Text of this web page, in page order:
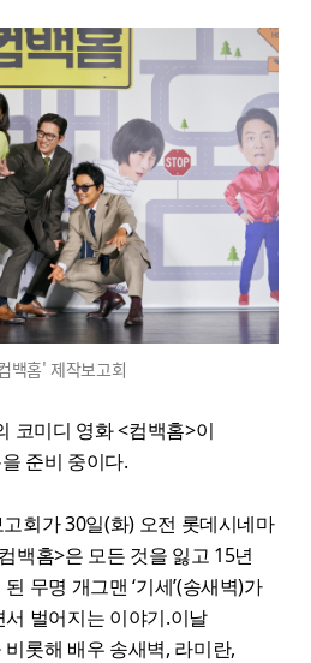
백홈' 제작보고회
코미디 영화 <컴백홈>이
준비 중이다.
회가 30일(화) 오전 롯데시네마
백홈>은 모든 것을 잃고 15년
무명 개그맨 ‘기세’(송새벽)가
벌어지는 이야기.이날
롯해 배우 송새벽, 라미란,